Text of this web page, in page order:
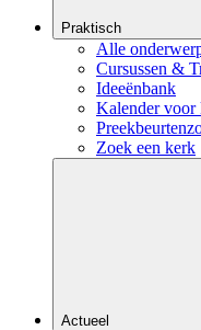
Praktisch
Alle
Cursussen &
Ideeënbank
Kalender voor
Zoek een kerk
Actueel